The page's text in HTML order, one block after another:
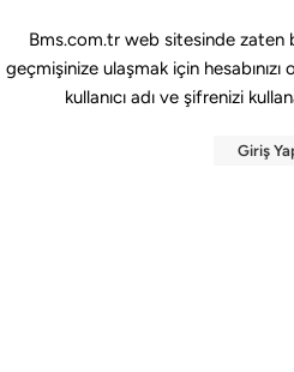
Bms.com.tr web sitesinde zaten
geçmişinize ulaşmak için
kullanıcı adı ve şifrenizi
Giriş